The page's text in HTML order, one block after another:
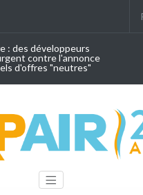
: des développeurs
contre l'annonce
d'offres "neutres"